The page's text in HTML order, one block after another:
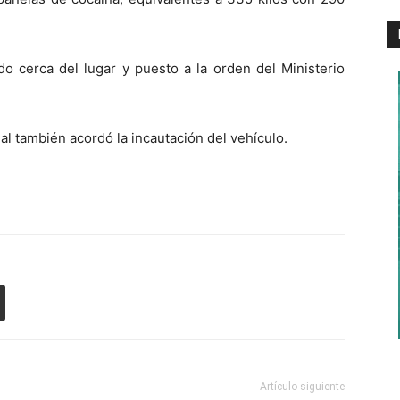
cerca del lugar y puesto a la orden del Ministerio
también acordó la incautación del vehículo.
Artículo siguiente